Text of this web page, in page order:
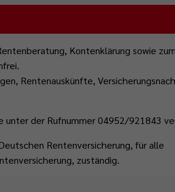
Kontenklärung sowie
Rentenauskünfte,
unter der Rufnummer 04952/921843
Rentenversicherung, für alle
zuständig.